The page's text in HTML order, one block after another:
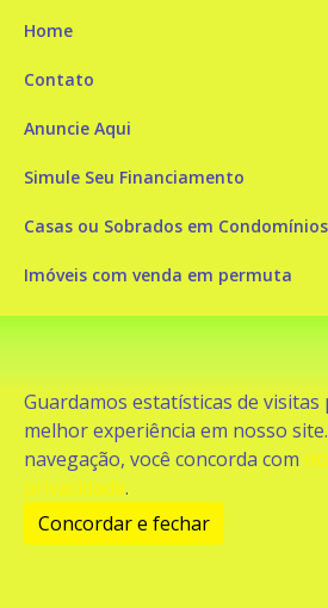
Guardamos estatísticas de
melhor experiência em nosso
navegação, você concorda com
privacidade.
Concordar e fechar
Home
Contato
Anuncie Aqui
Simule Seu Financiamento
Casas ou Sobrados em Condomínios
Imóveis com venda em permuta
Imóveis com Vista para o Mar
Casa com piscina
Apartamento com piscina
Condomínio fechado